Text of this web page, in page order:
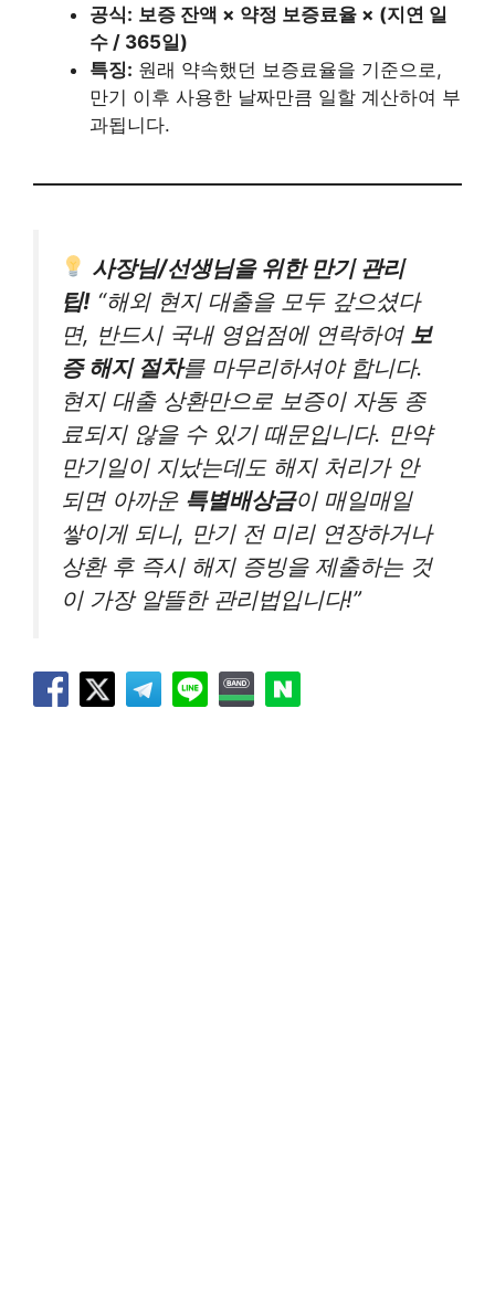
공식: 보증 잔액 × 약정 보증료율 × (지연 일
수 / 365일)
특징: 원래 약속했던 보증료율을 기준으로,
만기 이후 사용한 날짜만큼 일할 계산하여 부
과됩니다.
사장님/선생님을 위한 만기 관리
팁! “해외 현지 대출을 모두 갚으셨다
면, 반드시 국내 영업점에 연락하여 보
증 해지 절차를 마무리하셔야 합니다.
현지 대출 상환만으로 보증이 자동 종
료되지 않을 수 있기 때문입니다. 만약
만기일이 지났는데도 해지 처리가 안
되면 아까운 특별배상금이 매일매일
쌓이게 되니, 만기 전 미리 연장하거나
상환 후 즉시 해지 증빙을 제출하는 것
이 가장 알뜰한 관리법입니다!”